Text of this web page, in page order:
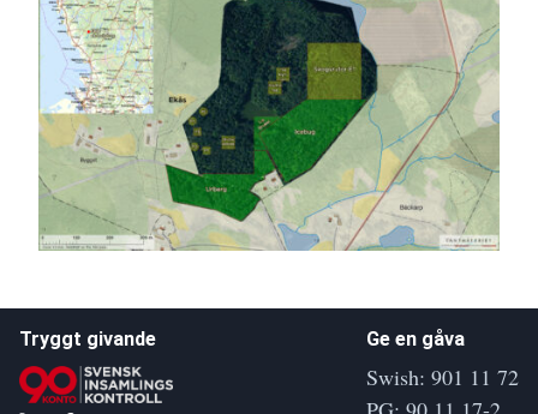
Tryggt givande Ge en gåva
Swish: 901 11 72